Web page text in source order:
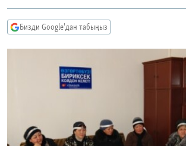
ЭКСПЕРТТЕР ТАЛДАЙТ
ЫҢГАЙСЫЗ СУРООЛОР
ӨЗГӨЧӨ ПИКИР
Бизди Google'дан табыңыз